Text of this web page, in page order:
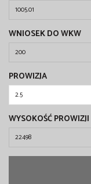
WNIOSEK DO WKW
PROWIZJA
WYSOKOŚĆ PROWIZJI